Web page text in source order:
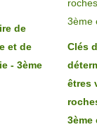
de
et de
- 3ème
Clés
êtres
3ème